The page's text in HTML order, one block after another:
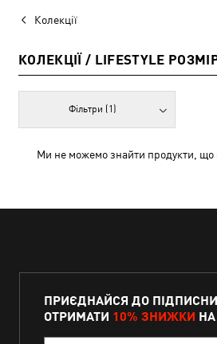
Колекції
КОЛЕКЦІЇ / LIFESTYLE
Фільтри (1)
Ми не можемо знайти продукти, що
ПРИЄДНАЙСЯ ДО
ОТРИМАТИ 10% ЗНИЖКИ